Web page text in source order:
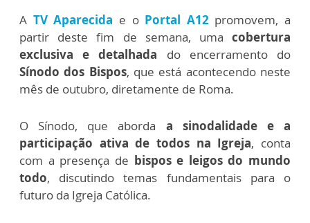
A TV Aparecida e o Portal A12promovem, a
partir deste fim de semana, uma cobertura
exclusiva e detalhada do encerramento do
Sínodo dos Bispos, que está acontecendo neste
mês de outubro, diretamente de Roma.
O Sínodo, que aborda a sinodalidade e a
participação ativa de todos na Igreja, conta
com a presença de bispos e leigos do mundo
todo, discutindo temas fundamentais para o
futuro da Igreja Católica.